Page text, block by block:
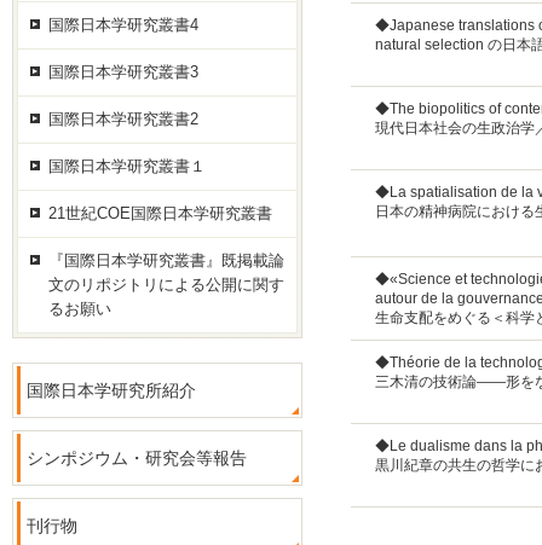
◆Japanese translations
natural selection の日本
◆The biopolitics of
現代日本社会の生政治
◆La spatialisation de la
日本の精神病院におけ
◆«Science et
autour de la
生命支配をめぐる＜科
◆Théorie de la
三木清の技術論――形を
◆Le dualisme dans la
黒川紀章の共生の哲学に
国際日本学研究叢書4
国際日本学研究叢書3
国際日本学研究叢書2
国際日本学研究叢書１
21世紀COE国際日本学研究叢書
『国際日本学研究叢書』既掲載論
文のリポジトリによる公開に関す
るお願い
国際日本学研究所紹介
シンポジウム・研究会等報告
刊行物